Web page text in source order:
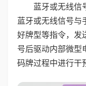
蓝牙或无线信
蓝牙或无线信号与
好牌型等指令，发
号后驱动内部微型
码牌过程中进行干